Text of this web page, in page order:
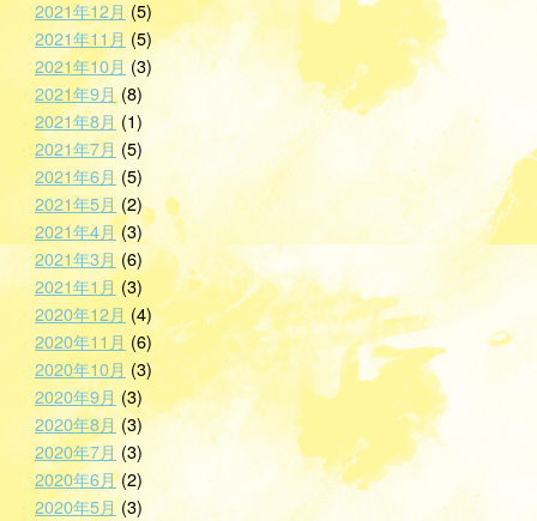
2021年12月 (5)
2021年11月(5)
2021年10月(3)
2021年9月(8)
2021年8月(1)
2021年7月 (5)
2021年6月 (5)
2021年5月 (2)
2021年4月(3)
2021年3月(6)
2021年1月 (3)
2020年12月 (4)
2020年11月 (6)
2020年10月 (3)
2020年9月 (3)
2020年8月 (3)
2020年7月 (3)
2020年6月(2)
2020年5月 (3)